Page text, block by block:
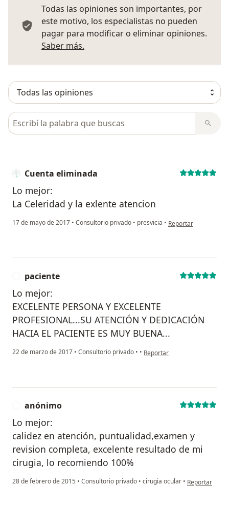
Todas las opiniones son importantes, por
este motivo, los especialistas no pueden
pagar para modificar o eliminar opiniones.
Saber más.
Busca en opiniones
Cuenta eliminada
Lo mejor:
La Celeridad y la exlente atencion
17 de mayo de 2017 • Consultorio privado • presvicia • en opinión del
Reportar
paciente
Lo mejor:
EXCELENTE PERSONA Y EXCELENTE
PROFESIONAL...SU ATENCIÓN Y DEDICACIÓN
HACIA EL PACIENTE ES MUY BUENA...
22 de marzo de 2017 • Consultorio privado • • en opinión del usuario
Reportar
anónimo
Lo mejor:
calidez en atención, puntualidad,examen y
revision completa, excelente resultado de mi
cirugia, lo recomiendo 100%
28 de febrero de 2015 • Consultorio privado • cirugia ocular • en opinión
Reportar